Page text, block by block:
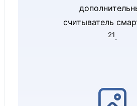
считыватель
21.